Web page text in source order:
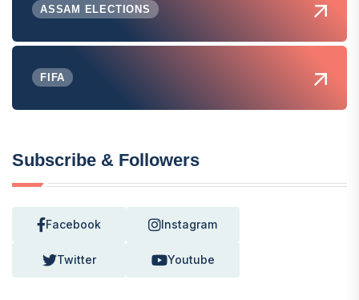
ASSAM ELECTIONS
FIFA
Subscribe & Followers
Facebook Instagram
Twitter Youtube